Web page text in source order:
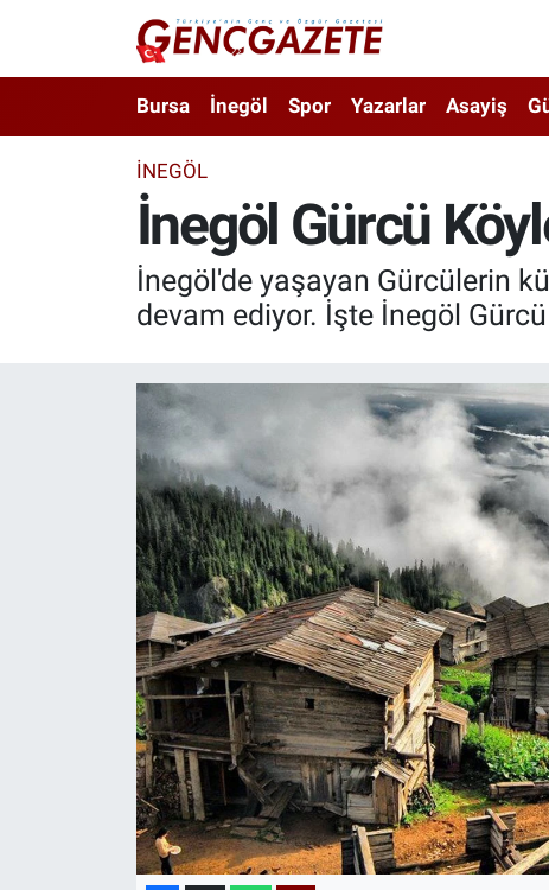
Bursa İnegöl Spor Yazarlar Asayiş
İNEGÖL
İnegöl Gürcü
İnegöl'de yaşayan Gürcülerin
devam ediyor. İşte İnegöl
3.SAYFA
Ekonomi
Kadın & Aile
Kültür & Sanat
Teknoloji
Yazarlar
Nöbetçi Eczaneler
Trafik Durumu
Süper Lig Puan Durumu ve Fikstür
Tüm Manşetler
Son Dakika Haberleri
Haber Arşivi